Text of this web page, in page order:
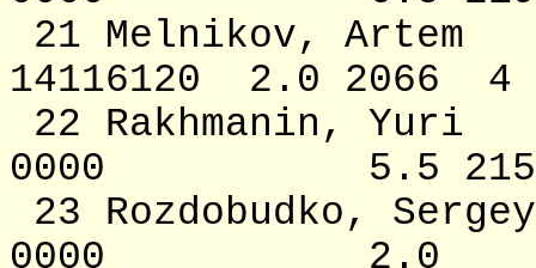
21 Melnikov,
14116120 2.0 2066
22
0000 5.5 2155
23
0000 2.0